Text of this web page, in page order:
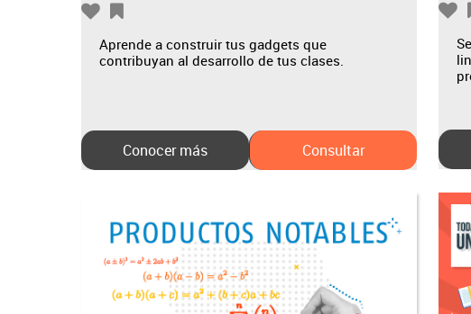
Aprende a construir tus gadgets que
contribuyan al desarrollo de tus clases.
Conocer más Consultar